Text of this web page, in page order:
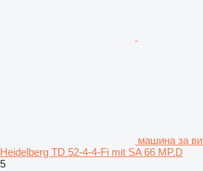
машина за
Heidelberg TD 52-4-4-Fi mit SA 66 MP.D
5